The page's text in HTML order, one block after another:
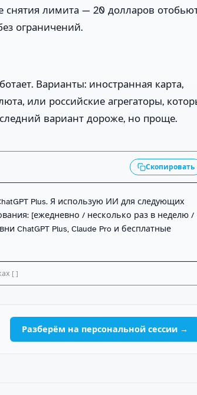
снятия лимита — 20 долларов
ограничений.
Варианты: иностранная карта,
или российские агрегаторы,
вариант дороже, но проще.
Скопировать
Plus. Я использую ИИ для следующих
[ежедневно / несколько раз в неделю /
ChatGPT Plus, Claude Pro и бесплатные
[ ]
Разберём на персональной сессии →